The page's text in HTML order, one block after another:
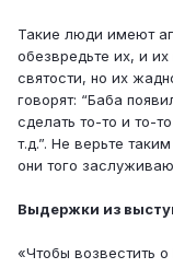
Такие люди имеют
обезвредьте их, и
святости, но их
говорят: “Баба
сделать то-то и то-
т.д.”. Не верьте
они того
Выдержки из
«Чтобы возвестить